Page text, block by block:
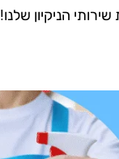
הניקיון שלנו!